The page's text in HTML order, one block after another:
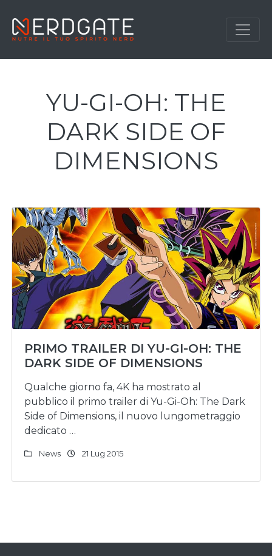
YU-GI-OH: THE
DARK SIDE OF
DIMENSIONS
PRIMO TRAILER DI YU-GI-OH: THE
DARK SIDE OF DIMENSIONS
Qualche giorno fa, 4K ha mostrato al
pubblico il primo trailer di Yu-Gi-Oh: The Dark
Side of Dimensions, il nuovo lungometraggio
dedicato …
News 21 Lug 2015